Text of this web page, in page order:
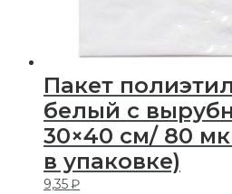
Пакет
белый с
30×40 см/ 80
в упаковке)
9,35₽